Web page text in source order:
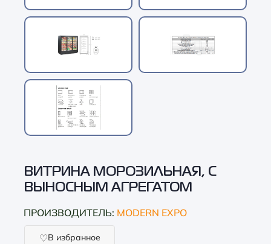
ВИТРИНА МОРОЗИЛЬНАЯ, С
ВЫНОСНЫМ АГРЕГАТОМ
ПРОИЗВОДИТЕЛЬ: MODERN EXPO
В избранное